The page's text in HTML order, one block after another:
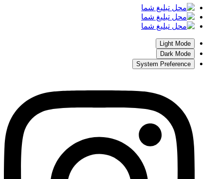
Light Mode
Dark Mode
System Preference